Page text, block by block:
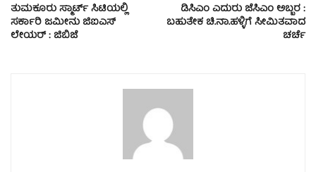
ತುಮಕೂರು ಸ್ಮಾರ್ಟ್ ಸಿಟಿಯಲ್ಲಿ
ಸರ್ಕಾರಿ ಜಮೀನು ಜಿಐಎಸ್
ಲೇಯರ್ : ಜಿಬಿಜೆ
ಡಿಸಿಎಂ ಎದುರು ಜೆಸಿಎಂ ಅಬ್ಬರ :
ಬಹುತೇಕ ಚಿ.ನಾ.ಹಳ್ಳಿಗೆ ಸೀಮಿತವಾದ
ಚರ್ಚೆ